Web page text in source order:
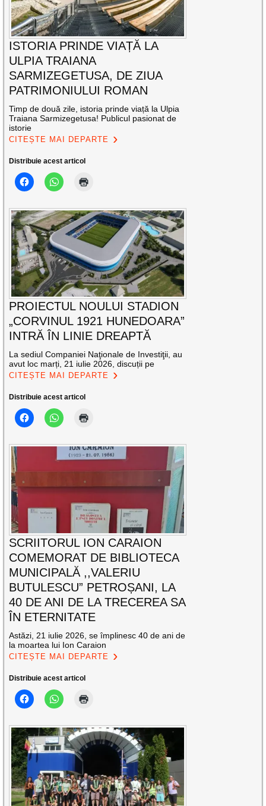
ISTORIA PRINDE VIAȚĂ LA
ULPIA TRAIANA
SARMIZEGETUSA, DE ZIUA
PATRIMONIULUI ROMAN
Timp de două zile, istoria prinde viață la Ulpia
Traiana Sarmizegetusa! Publicul pasionat de
istorie
CITEȘTE MAI DEPARTE
Distribuie acest articol
PROIECTUL NOULUI STADION
„CORVINUL 1921 HUNEDOARA”
INTRĂ ÎN LINIE DREAPTĂ
La sediul Companiei Naţionale de Investiţii, au
avut loc marți, 21 iulie 2026, discuții pe
CITEȘTE MAI DEPARTE
Distribuie acest articol
SCRIITORUL ION CARAION
COMEMORAT DE BIBLIOTECA
MUNICIPALĂ ,,VALERIU
BUTULESCU” PETROȘANI, LA
40 DE ANI DE LA TRECEREA SA
ÎN ETERNITATE
Astăzi, 21 iulie 2026, se împlinesc 40 de ani de
la moartea lui Ion Caraion
CITEȘTE MAI DEPARTE
Distribuie acest articol